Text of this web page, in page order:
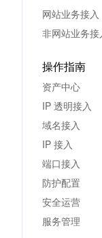
网站业务接入
非网站业务接
操作指南
资产中心
IP 透明接入
域名接入
IP 接入
端口接入
防护配置
安全运营
服务管理